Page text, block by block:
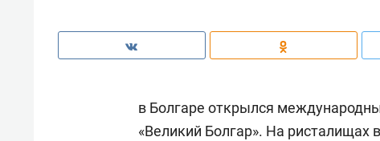
в Болгаре открылся
«Великий Болгар». На ристалищах